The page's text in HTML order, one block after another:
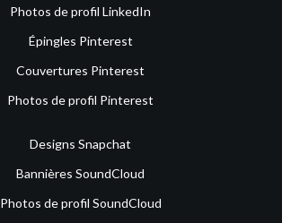
Photos de profil LinkedIn
Épingles Pinterest
Couvertures Pinterest
Photos de profil Pinterest
Designs Snapchat
Bannières SoundCloud
Photos de profil SoundCloud